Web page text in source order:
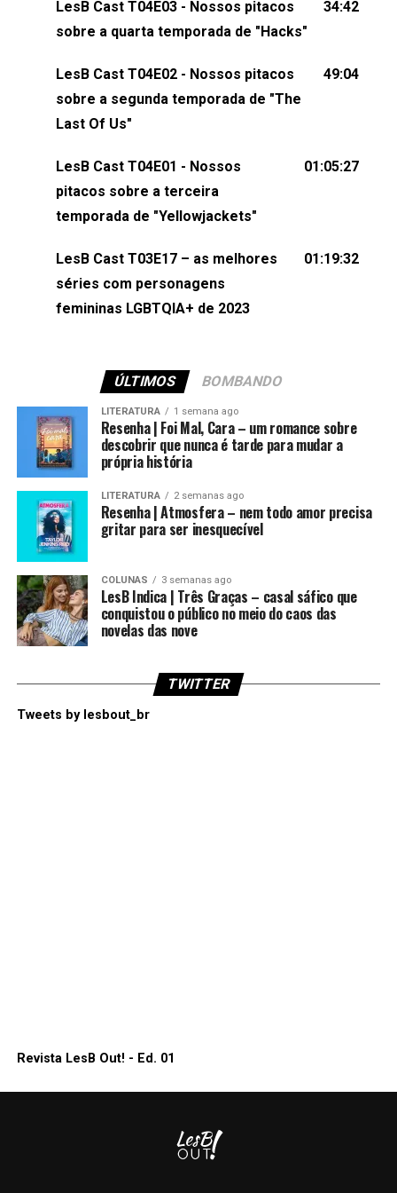
comentários, perguntas ou qualquer outra coisa,
nos envie uma mensagem pelas redes sociais ou
esqueça de visitar nosso site e também redes
sociais:Twitter: ⁠⁠⁠⁠@lesbout_br⁠⁠⁠⁠ Instagram: ⁠⁠⁠⁠@lesbout_br⁠⁠⁠⁠
(⁠⁠⁠⁠⁠⁠@KarolenPassos⁠⁠⁠⁠⁠⁠)Participação de Bruna Fentanes
(⁠⁠⁠⁠@brunarfentanes⁠⁠⁠⁠) e Pollyelly FlorêncioEdição de
Naiady Machado
LesB Cast T04E03 - Nossos pitacos
sobre a quarta temporada de "Hacks"
34:42
LesB Cast T04E02 - Nossos pitacos
sobre a segunda temporada de "The
Last Of Us"
49:04
LesB Cast T04E01 - Nossos
pitacos sobre a terceira
temporada de "Yellowjackets"
01:05:27
LesB Cast T03E17 – as melhores
séries com personagens
femininas LGBTQIA+ de 2023
01:19:32
ÚLTIMOS BOMBANDO
LITERATURA 1 semana ago
Resenha | Foi Mal, Cara – um romance sobre
descobrir que nunca é tarde para mudar a
própria história
LITERATURA 2 semanas ago
Resenha | Atmosfera – nem todo amor precisa
gritar para ser inesquecível
COLUNAS 3 semanas ago
LesB Indica | Três Graças – casal sáfico que
conquistou o público no meio do caos das
novelas das nove
TWITTER
Tweets by lesbout_br
Revista LesB Out! - Ed. 01